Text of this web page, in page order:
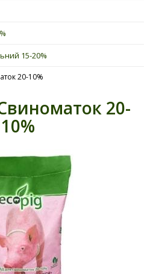
15-20%
20-10%
20-
10%